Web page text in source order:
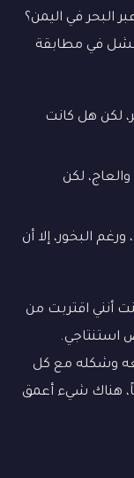
البحر في اليمن؟
في مطابقة
لكن هل كانت
لكن
البخور، إلا أن
أنني اقتربت من
استنتاجي.
وشكله مع كل
هناك شيء أعمق